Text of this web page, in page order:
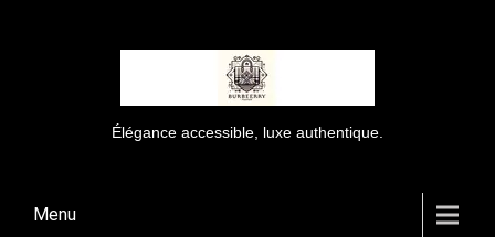
Élégance accessible, luxe authentique.
Menu